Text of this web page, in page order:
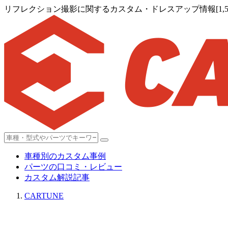
リフレクション撮影に関するカスタム・ドレスアップ情報
車種別のカスタム事例
パーツの口コミ・レビュー
カスタム解説記事
CARTUNE